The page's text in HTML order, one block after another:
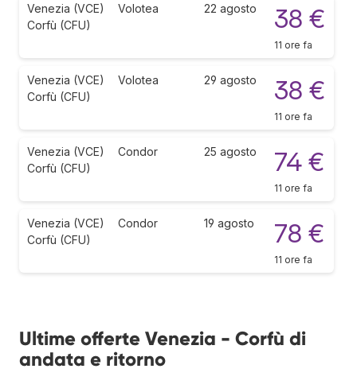
Venezia (VCE)
Corfù (CFU)
Volotea 22 agosto 38 €
11 ore fa
Venezia (VCE)
Corfù (CFU)
Volotea 29 agosto 38 €
11 ore fa
Venezia (VCE)
Corfù (CFU)
Condor 25 agosto 74 €
11 ore fa
Venezia (VCE)
Corfù (CFU)
Condor 19 agosto 78 €
11 ore fa
Ultime offerte Venezia - Corfù di
andata e ritorno